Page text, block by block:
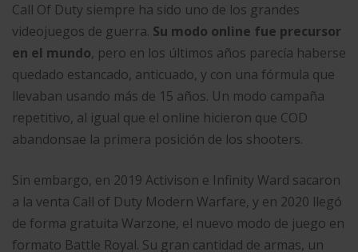
Call Of Duty siempre ha sido uno de los grandes
videojuegos de guerra. Su modo online fue precursor
en el mundo, pero en los últimos años parecía haberse
quedado estancado, anticuado, y con una fórmula que
llevaban usando más de 15 años. Un modo campaña
repetitivo, al igual que el online hicieron que COD
abandonsae la primera posición de los shooters.
Sin embargo, en 2019 Activison e Infinity Ward sacaron
a la venta Call of Duty Modern Warfare, y en 2020 llegó
de forma gratuita Warzone, el nuevo modo de juego en
formato Battle Royal. Su gran cantidad de armas, un